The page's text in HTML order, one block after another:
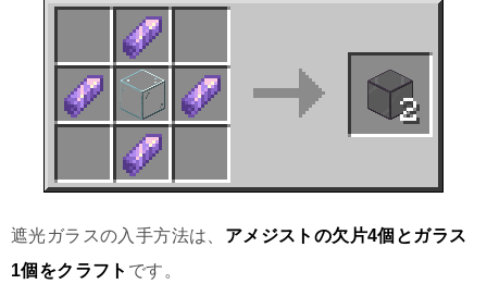
遮光ガラスの入手方法は、 アメジストの欠片4個とガラス
1個をクラフト です。